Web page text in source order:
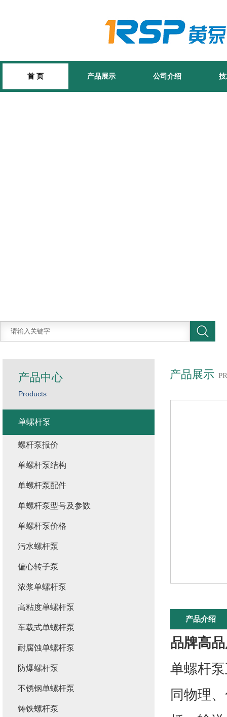
首 页 产品展示 公司介绍
产品展示
产品介绍
品牌高
单螺杆
同物理
产品中心
Products
单螺杆泵
螺杆泵报价
单螺杆泵结构
单螺杆泵配件
单螺杆泵型号及参数
单螺杆泵价格
污水螺杆泵
偏心转子泵
浓浆单螺杆泵
高粘度单螺杆泵
车载式单螺杆泵
耐腐蚀单螺杆泵
防爆螺杆泵
不锈钢单螺杆泵
铸铁螺杆泵